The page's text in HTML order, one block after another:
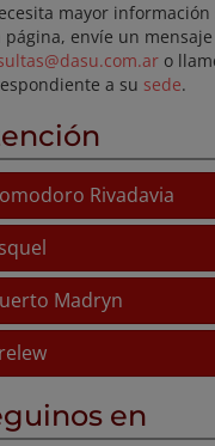
mayor
página, envíe un mensaje
o
a su sede.
Rivadavia
Madryn
en